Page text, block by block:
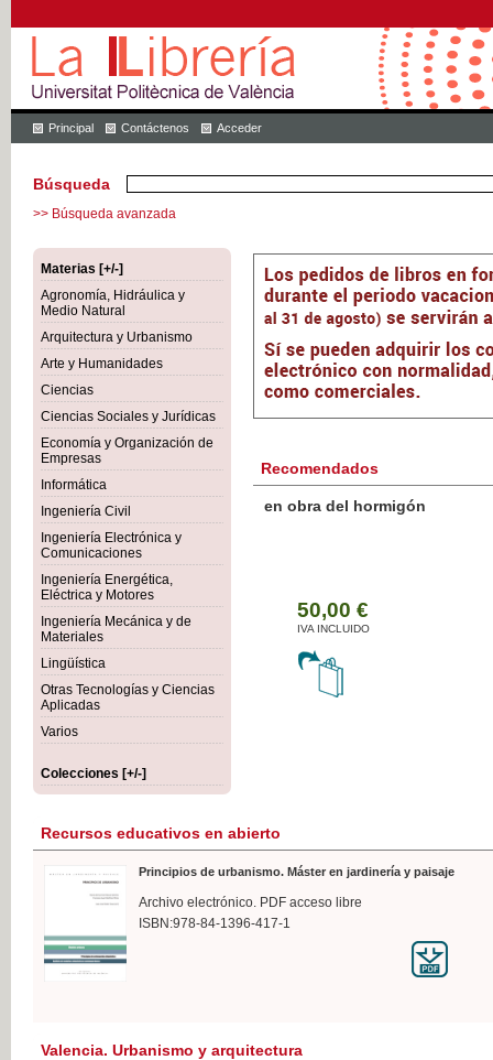
Principal Contáctenos Acceder
Búsqueda
>> Búsqueda avanzada
Materias [+/-]
Agronomía, Hidráulica y
Medio Natural
Arquitectura y Urbanismo
Arte y Humanidades
Ciencias
Ciencias Sociales y Jurídicas
Economía y Organización de
Empresas
Informática
Ingeniería Civil
Ingeniería Electrónica y
Comunicaciones
Ingeniería Energética,
Eléctrica y Motores
Ingeniería Mecánica y de
Materiales
Lingüística
Otras Tecnologías y Ciencias
Aplicadas
Varios
Colecciones [+/-]
Recomendados
Botánica Agroalimentaria
Recursos educativos en abierto
Principios de urbanismo. Máster en jardinería y paisaje
Archivo electrónico. PDF acceso libre
ISBN:978-84-1396-417-1
Valencia. Urbanismo y arquitectura